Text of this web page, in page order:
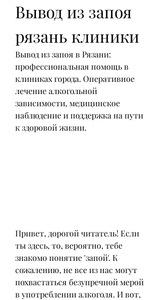
Вывод из запоя
рязань клиники
Вывод из запоя в Рязани:
профессиональная помощь в
клиниках города. Оперативное
лечение алкогольной
зависимости, медицинское
наблюдение и поддержка на пути
к здоровой жизни.
Привет, дорогой читатель! Если
ты здесь, то, вероятно, тебе
знакомо понятие 'запой'. К
сожалению, не все из нас могут
похвастаться безупречной мерой
в употреблении алкоголя. И вот,